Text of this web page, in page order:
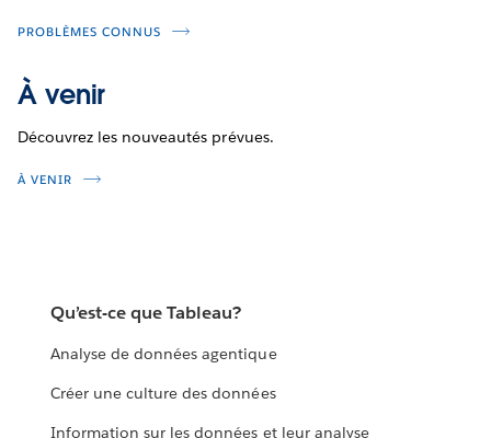
PROBLÈMES CONNUS
À venir
Découvrez les nouveautés prévues.
À VENIR
Qu’est-ce que Tableau?
Analyse de données agentique
Créer une culture des données
Information sur les données et leur analyse